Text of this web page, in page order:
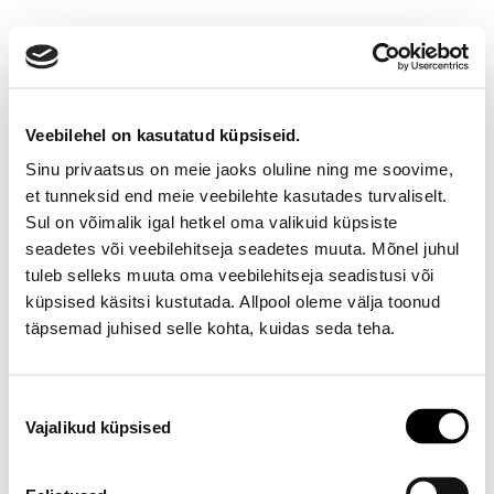
Veebilehel on kasutatud küpsiseid.
Sinu privaatsus on meie jaoks oluline ning me soovime,
et tunneksid end meie veebilehte kasutades turvaliselt.
Sul on võimalik igal hetkel oma valikuid küpsiste
seadetes või veebilehitseja seadetes muuta. Mõnel juhul
tuleb selleks muuta oma veebilehitseja seadistusi või
küpsised käsitsi kustutada. Allpool oleme välja toonud
täpsemad juhised selle kohta, kuidas seda teha.
valik
Vajalikud küpsised
Ootamatu viga!
Proovi varsti uuesti
Telefon E-R 9-17 6673334